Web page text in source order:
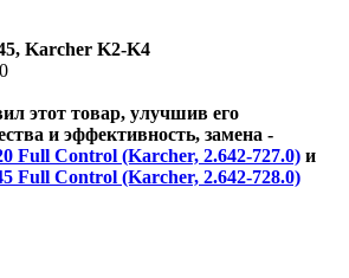
Karcher K2-K4
этот товар, улучшив его
и эффективность, замена -
Full Control (Karcher, 2.642-727.0) и
Full Control (Karcher, 2.642-728.0)